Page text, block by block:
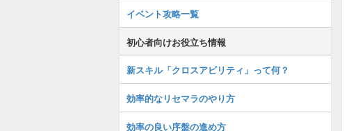
イベント攻略一覧
初心者向けお役立ち情報
新スキル「クロスアビリティ」って何？
効率的なリセマラのやり方
効率の良い序盤の進め方